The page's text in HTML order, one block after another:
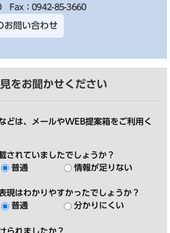
Fax：0942-85-3660
お問い合わせ
をお聞かせください
どは、メールやWEB提案箱をご利用く
されていましたでしょうか？
普通 情報が足りない
現はわかりやすかったでしょうか？
普通 分かりにくい
られましたか？